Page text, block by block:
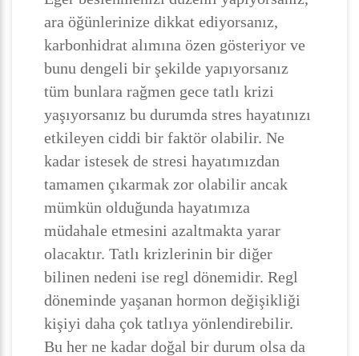
ara öğünlerinize dikkat ediyorsanız,
karbonhidrat alımına özen gösteriyor ve
bunu dengeli bir şekilde yapıyorsanız
tüm bunlara rağmen gece tatlı krizi
yaşıyorsanız bu durumda stres hayatınızı
etkileyen ciddi bir faktör olabilir. Ne
kadar istesek de stresi hayatımızdan
tamamen çıkarmak zor olabilir ancak
mümkün olduğunda hayatımıza
müdahale etmesini azaltmakta yarar
olacaktır. Tatlı krizlerinin bir diğer
bilinen nedeni ise regl dönemidir. Regl
döneminde yaşanan hormon değişikliği
kişiyi daha çok tatlıya yönlendirebilir.
Bu her ne kadar doğal bir durum olsa da